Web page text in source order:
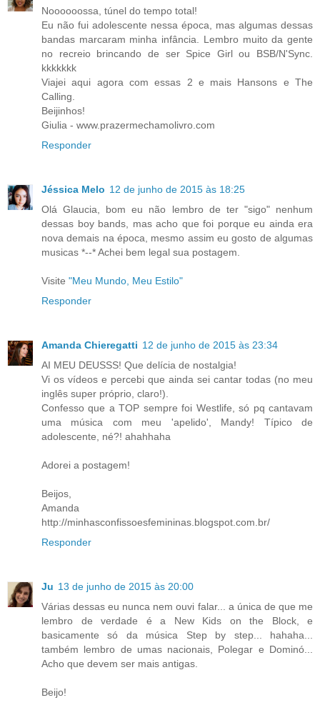
Noooooossa, túnel do tempo total!
Eu não fui adolescente nessa época, mas algumas dessas
bandas marcaram minha infância. Lembro muito da gente
no recreio brincando de ser Spice Girl ou BSB/N'Sync.
kkkkkkk
Viajei aqui agora com essas 2 e mais Hansons e The
Calling.
Beijinhos!
Giulia - www.prazermechamolivro.com
Responder
Jéssica Melo 12 de junho de 2015 às 18:25
Olá Glaucia, bom eu não lembro de ter "sigo" nenhum
dessas boy bands, mas acho que foi porque eu ainda era
nova demais na época, mesmo assim eu gosto de algumas
musicas *--* Achei bem legal sua postagem.
Visite "Meu Mundo, Meu Estilo"
Responder
Amanda Chieregatti 12 de junho de 2015 às 23:34
AI MEU DEUSSS! Que delícia de nostalgia!
Vi os vídeos e percebi que ainda sei cantar todas (no meu
inglês super próprio, claro!).
Confesso que a TOP sempre foi Westlife, só pq cantavam
uma música com meu 'apelido', Mandy! Típico de
adolescente, né?! ahahhaha
Adorei a postagem!
Beijos,
Amanda
http://minhasconfissoesfemininas.blogspot.com.br/
Responder
Ju 13 de junho de 2015 às 20:00
Várias dessas eu nunca nem ouvi falar... a única de que me
lembro de verdade é a New Kids on the Block, e
basicamente só da música Step by step... hahaha...
também lembro de umas nacionais, Polegar e Dominó...
Acho que devem ser mais antigas.
Beijo!